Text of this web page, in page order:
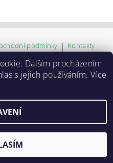
podmínky | Kontakty
práva vyhrazena
Shoptet
Dalším procházením
s jejich používáním. Více